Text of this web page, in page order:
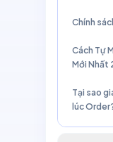
Chính
Cách Tự
Mới Nhất
Tại sao
lúc